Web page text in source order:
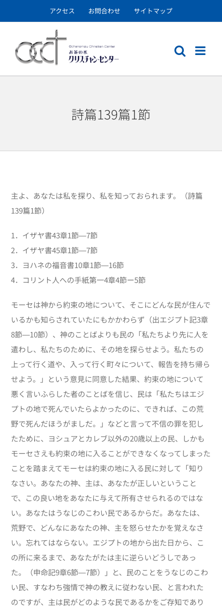
to
アクセス お問合わせ サイトマップ
詩篇139篇1節
主よ、あなたは私を探り、私を知っておられます。（詩篇
139篇1節）
1．イザヤ書43章1節―7節
2．イザヤ書45章1節―7節
3．ヨハネの福音書10章1節―16節
4．コリント人への手紙第一4章4節ー5節
モーセは神から約束の地について、そこにどんな民が住んで
いるかも知らされていたにもかかわらず（出エジプト記3章
8節―10節）、神のことばよりも民の「私たちより先に人を
遣わし、私たちのために、その地を探らせよう。私たちの
上って行く道や、入って行く町々について、報告を持ち帰ら
せよう。」という意見に同意した結果、約束の地について
悪く言いふらした者のことばを信じ、民は「私たちはエジ
プトの地で死んでいたらよかったのに、できれば、この荒
野で死んだほうがましだ。」などと言って不信の罪を犯し
たために、ヨシュアとカレブ以外の20歳以上の民、しかも
モーセさえも約束の地に入ることができなくなってしまった
ことを踏まえてモーセは約束の地に入る民に対して「知り
なさい。あなたの神、主は、あなたが正しいということ
で、この良い地をあなたに与えて所有させられるのではな
い。あなたはうなじのこわい民であるからだ。あなたは、
荒野で、どんなにあなたの神、主を怒らせたかを覚えなさ
い。忘れてはならない。エジプトの地から出た日から、こ
の所に来るまで、あなたがたは主に逆らいどうしであっ
た。（申命記9章6節―7節）」と、民のことをうなじのこわ
い民、すなわち強情で神の教えに従わない民、と言われた
のですが、主は民がどのような民であるかをご存知であり